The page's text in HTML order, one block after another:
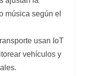
música según el
usan IoT
vehículos y